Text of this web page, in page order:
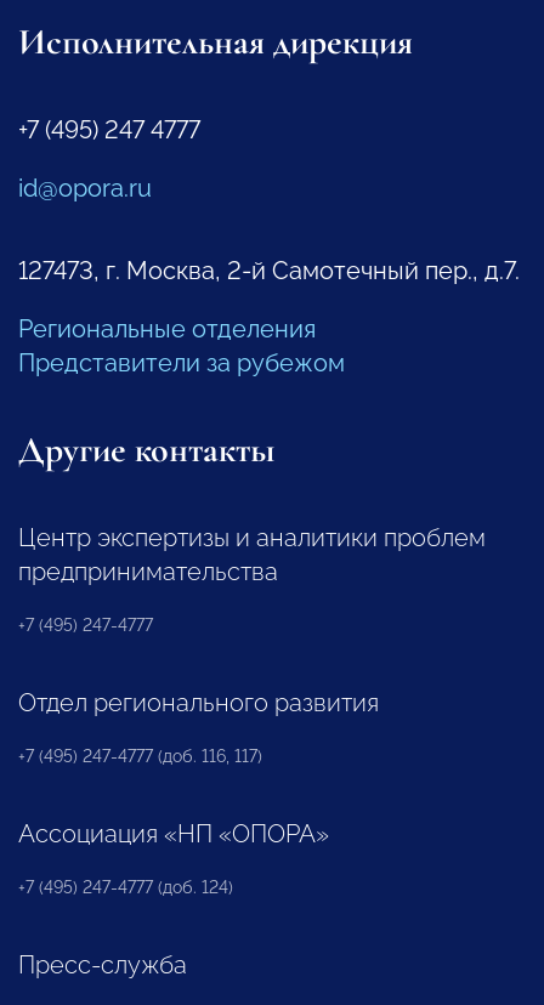
Исполнительная дирекция
+7 (495) 247 4777
id@opora.ru
127473, г. Москва, 2-й Самотечный пер., д.7.
Региональные отделения
Представители за рубежом
Другие контакты
Центр экспертизы и аналитики проблем
предпринимательства
+7 (495) 247-4777
Отдел регионального развития
+7 (495) 247-4777 (доб. 116, 117)
Ассоциация «НП «ОПОРА»
+7 (495) 247-4777 (доб. 124)
Пресс-служба